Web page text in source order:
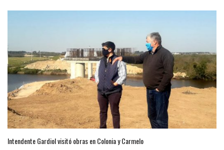
Intendente Gardiol visitó obras en Colonia y Carmelo